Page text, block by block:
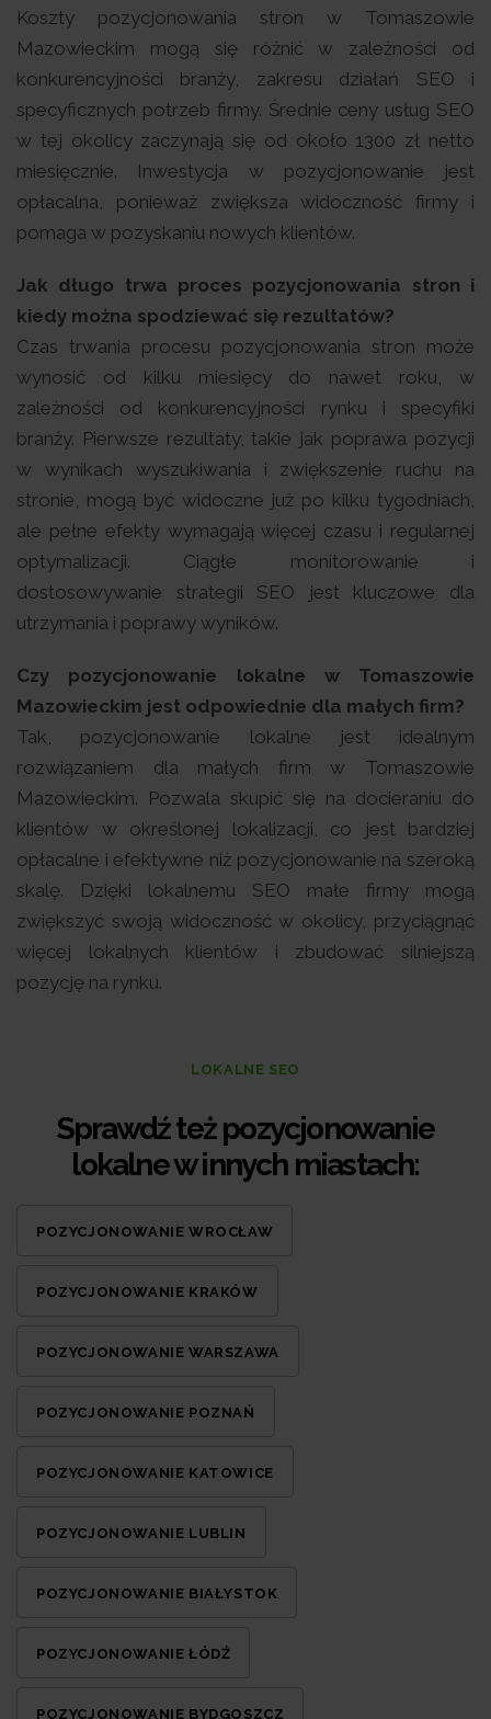
Koszty pozycjonowania stron w Tomaszowie
Mazowieckim mogą się różnić w zależności od
konkurencyjności branży, zakresu działań SEO i
specyficznych potrzeb firmy. Średnie ceny usług SEO
w tej okolicy zaczynają się od około 1300 zł netto
miesięcznie. Inwestycja w pozycjonowanie jest
opłacalna, ponieważ zwiększa widoczność firmy i
pomaga w pozyskaniu nowych klientów.
Jak długo trwa proces pozycjonowania stron i
kiedy można spodziewać się rezultatów?
Czas trwania procesu pozycjonowania stron może
wynosić od kilku miesięcy do nawet roku, w
zależności od konkurencyjności rynku i specyfiki
branży. Pierwsze rezultaty, takie jak poprawa pozycji
w wynikach wyszukiwania i zwiększenie ruchu na
stronie, mogą być widoczne już po kilku tygodniach,
ale pełne efekty wymagają więcej czasu i regularnej
optymalizacji. Ciągłe monitorowanie i
dostosowywanie strategii SEO jest kluczowe dla
utrzymania i poprawy wyników.
Czy pozycjonowanie lokalne w Tomaszowie
Mazowieckim jest odpowiednie dla małych firm?
Tak, pozycjonowanie lokalne jest idealnym
rozwiązaniem dla małych firm w Tomaszowie
Mazowieckim. Pozwala skupić się na docieraniu do
klientów w określonej lokalizacji, co jest bardziej
opłacalne i efektywne niż pozycjonowanie na szeroką
skalę. Dzięki lokalnemu SEO małe firmy mogą
zwiększyć swoją widoczność w okolicy, przyciągnąć
więcej lokalnych klientów i zbudować silniejszą
pozycję na rynku.
LOKALNE SEO
Sprawdź też pozycjonowanie
lokalne w innych miastach:
POZYCJONOWANIE WROCŁAW
POZYCJONOWANIE KRAKÓW
POZYCJONOWANIE WARSZAWA
POZYCJONOWANIE POZNAŃ
POZYCJONOWANIE KATOWICE
POZYCJONOWANIE LUBLIN
POZYCJONOWANIE BIAŁYSTOK
POZYCJONOWANIE ŁÓDŹ
POZYCJONOWANIE BYDGOSZCZ